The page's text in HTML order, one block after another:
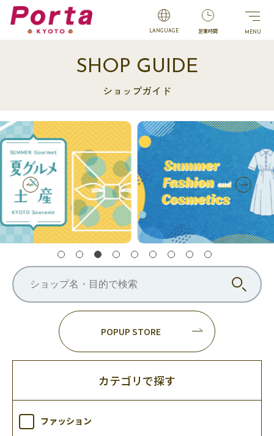
LANGUAGE 営業時間
SHOP GUIDE
ショップガイド
POPUP STORE
カテゴリで探す
ファッション